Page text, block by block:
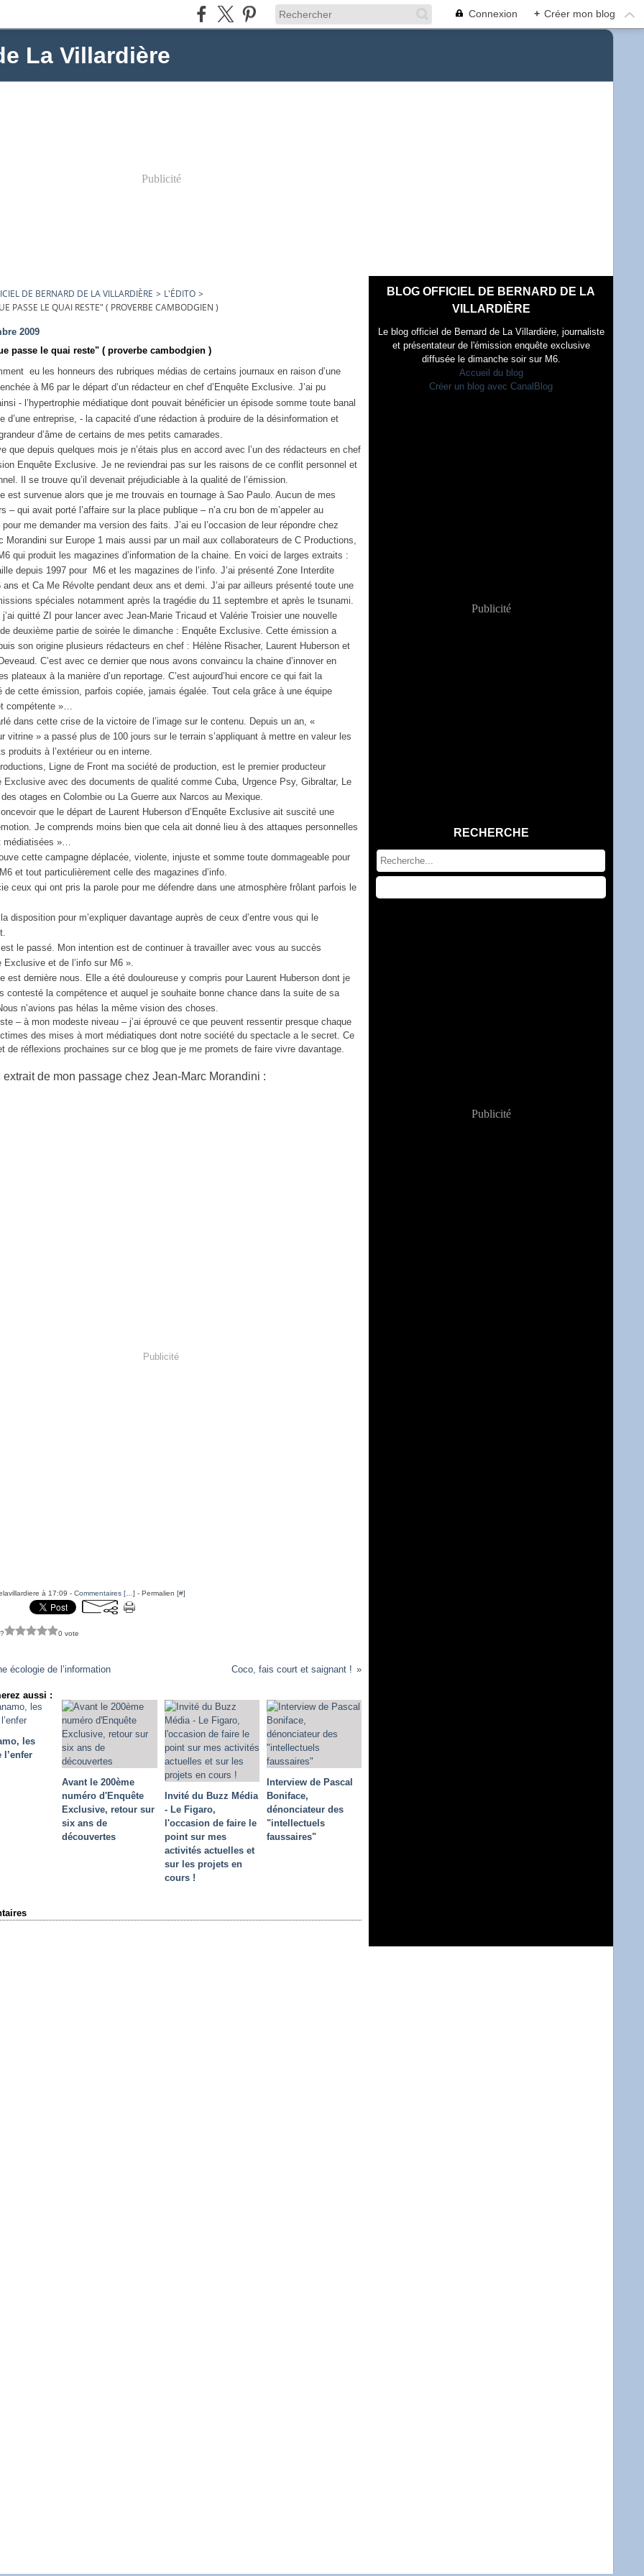
Connexion + Créer mon blog
La Villardière
Publicité
DE BERNARD DE LA VILLARDIÈRE > L'ÉDITO >
PASSE LE QUAI RESTE" ( PROVERBE CAMBODGIEN )
2009
passe le quai reste" ( proverbe cambodgien )
eu les honneurs des rubriques médias de certains journaux en raison d’une
à M6 par le départ d’un rédacteur en chef d’Enquête Exclusive. J’ai pu
- l’hypertrophie médiatique dont pouvait bénéficier un épisode somme toute banal
d’une entreprise, - la capacité d’une rédaction à produire de la désinformation et
d’âme de certains de mes petits camarades.
que depuis quelques mois je n’étais plus en accord avec l’un des rédacteurs en chef
Enquête Exclusive. Je ne reviendrai pas sur les raisons de ce conflit personnel et
Il se trouve qu’il devenait préjudiciable à la qualité de l’émission.
est survenue alors que je me trouvais en tournage à Sao Paulo. Aucun de mes
– qui avait porté l’affaire sur la place publique – n’a cru bon de m’appeler au
pour me demander ma version des faits. J’ai eu l’occasion de leur répondre chez
Morandini sur Europe 1 mais aussi par un mail aux collaborateurs de C Productions,
qui produit les magazines d’information de la chaine. En voici de larges extraits :
depuis 1997 pour M6 et les magazines de l’info. J’ai présenté Zone Interdite
ans et Ca Me Révolte pendant deux ans et demi. J’ai par ailleurs présenté toute une
spéciales notamment après la tragédie du 11 septembre et après le tsunami.
j’ai quitté ZI pour lancer avec Jean-Marie Tricaud et Valérie Troisier une nouvelle
deuxième partie de soirée le dimanche : Enquête Exclusive. Cette émission a
son origine plusieurs rédacteurs en chef : Hélène Risacher, Laurent Huberson et
C’est avec ce dernier que nous avons convaincu la chaine d’innover en
plateaux à la manière d’un reportage. C’est aujourd’hui encore ce qui fait la
de cette émission, parfois copiée, jamais égalée. Tout cela grâce à une équipe
compétente »…
dans cette crise de la victoire de l’image sur le contenu. Depuis un an, «
vitrine » a passé plus de 100 jours sur le terrain s’appliquant à mettre en valeur les
produits à l’extérieur ou en interne.
Ligne de Front ma société de production, est le premier producteur
Exclusive avec des documents de qualité comme Cuba, Urgence Psy, Gibraltar, Le
otages en Colombie ou La Guerre aux Narcos au Mexique.
que le départ de Laurent Huberson d’Enquête Exclusive ait suscité une
Je comprends moins bien que cela ait donné lieu à des attaques personnelles
médiatisées »…
cette campagne déplacée, violente, injuste et somme toute dommageable pour
et tout particulièrement celle des magazines d’info.
ceux qui ont pris la parole pour me défendre dans une atmosphère frôlant parfois le
disposition pour m’expliquer davantage auprès de ceux d’entre vous qui le
le passé. Mon intention est de continuer à travailler avec vous au succès
Exclusive et de l’info sur M6 ».
est dernière nous. Elle a été douloureuse y compris pour Laurent Huberson dont je
contesté la compétence et auquel je souhaite bonne chance dans la suite de sa
n’avions pas hélas la même vision des choses.
– à mon modeste niveau – j’ai éprouvé ce que peuvent ressentir presque chaque
des mises à mort médiatiques dont notre société du spectacle a le secret. Ce
de réflexions prochaines sur ce blog que je me promets de faire vivre davantage.
extrait de mon passage chez Jean-Marc Morandini :
Publicité
à 17:09 -Commentaires [ …] - Permalien [#]
0 vote
écologie de l’information Coco, fais court et saignant !
aussi :
les
l’enfer
Avant le 200ème
numéro d'Enquête
Exclusive, retour sur
six ans de
découvertes
Invité du Buzz Média
- Le Figaro,
l'occasion de faire le
point sur mes
activités actuelles et
sur les projets en
cours !
Interview de Pascal
Boniface,
dénonciateur des
"intellectuels
faussaires"
BLOG OFFICIEL DE BERNARD DE LA
VILLARDIÈRE
Le blog officiel de Bernard de La Villardière, journaliste
et présentateur de l'émission enquête exclusive
diffusée le dimanche soir sur M6.
Accueil du blog
Créer un blog avec CanalBlog
Publicité
RECHERCHE
Publicité